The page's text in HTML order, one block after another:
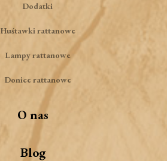
Dodatki
Huśtawki rattanowe
Lampy rattanowe
Donice rattanowe
O nas
Blog